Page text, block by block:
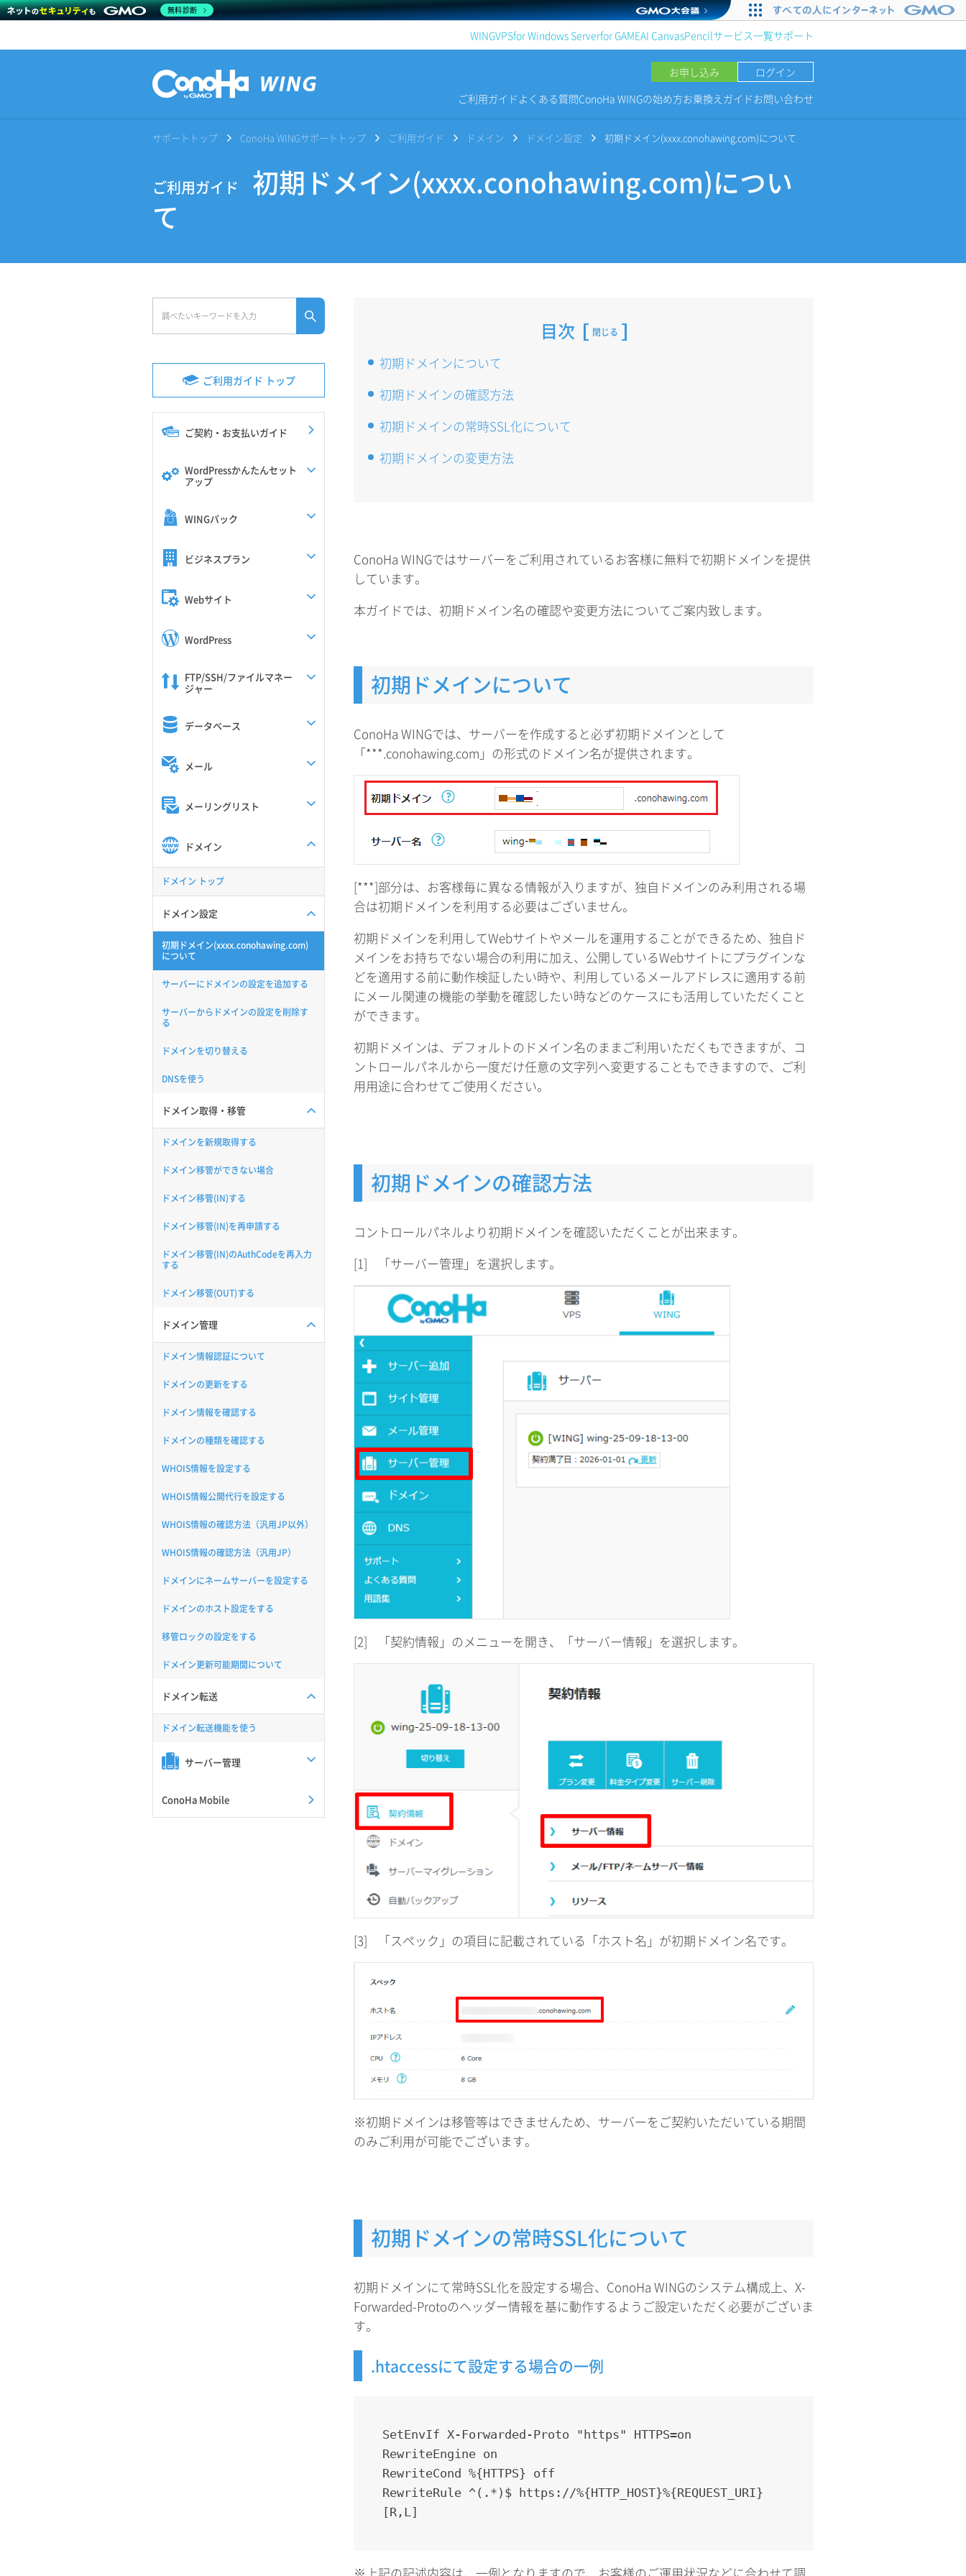
WINGVPSfor Windows Serverfor GAMEAI CanvasPencilサービス一覧サポート
お申し込み
ログイン
ご利用ガイド よくある質問ConoHa WINGの始め方お乗換えガイドお問い合わせ
サポートトップ ConoHa WINGサポートトップ ご利用ガイド ドメイン ドメイン設定 初期ドメイン(xxxx.conohawing.com)について
ご利用ガイド
初期ドメイン(xxxx.conohawing.com)につい
て
ご利用ガイド トップ
ご契約・お支払いガイド
WordPressかんたんセット
アップ
WINGパック
ビジネスプラン
Webサイト
WordPress
FTP/SSH/ファイルマネー
ジャー
データベース
メール
メーリングリスト
ドメイン
ドメイン トップ
ドメイン設定
初期ドメイン(xxxx.conohawing.com)
について
サーバーにドメインの設定を追加する
サーバーからドメインの設定を削除す
る
ドメインを切り替える
DNSを使う
ドメイン取得・移管
ドメインを新規取得する
ドメイン移管ができない場合
ドメイン移管(IN)する
ドメイン移管(IN)を再申請する
ドメイン移管(IN)のAuthCodeを再入力
する
ドメイン移管(OUT)する
ドメイン管理
ドメイン情報認証について
ドメインの更新をする
ドメイン情報を確認する
ドメインの種類を確認する
WHOIS情報を設定する
WHOIS情報公開代行を設定する
WHOIS情報の確認方法（汎用JP以外）
WHOIS情報の確認方法（汎用JP）
ドメインにネームサーバーを設定する
ドメインのホスト設定をする
移管ロックの設定をする
ドメイン更新可能期間について
ドメイン転送
ドメイン転送機能を使う
サーバー管理
ConoHa Mobile
目次 閉じる
初期ドメインについて
初期ドメインの確認方法
初期ドメインの常時SSL化について
初期ドメインの変更方法
ConoHa WINGではサーバーをご利用されているお客様に無料で初期ドメインを提供
しています。
本ガイドでは、初期ドメイン名の確認や変更方法についてご案内致します。
初期ドメインについて
ConoHa WINGでは、サーバーを作成すると必ず初期ドメインとして
「***.conohawing.com」の形式のドメイン名が提供されます。
[***]部分は、お客様毎に異なる情報が入りますが、独自ドメインのみ利用される場
合は初期ドメインを利用する必要はございません。
初期ドメインを利用してWebサイトやメールを運用することができるため、独自ド
メインをお持ちでない場合の利用に加え、公開しているWebサイトにプラグインな
どを適用する前に動作検証したい時や、利用しているメールアドレスに適用する前
にメール関連の機能の挙動を確認したい時などのケースにも活用していただくこと
ができます。
初期ドメインは、デフォルトのドメイン名のままご利用いただくもできますが、コ
ントロールパネルから一度だけ任意の文字列へ変更することもできますので、ご利
用用途に合わせてご使用ください。
初期ドメインの確認方法
コントロールパネルより初期ドメインを確認いただくことが出来ます。
[1]
「サーバー管理」を選択します。
[2] 「契約情報」のメニューを開き、「サーバー情報」を選択します。
[3] 「スペック」の項目に記載されている「ホスト名」が初期ドメイン名です。
※初期ドメインは移管等はできませんため、サーバーをご契約いただいている期間
のみご利用が可能でございます。
初期ドメインの常時SSL化について
初期ドメインにて常時SSL化を設定する場合、ConoHa WINGのシステム構成上、X-
Forwarded-Protoのヘッダー情報を基に動作するようご設定いただく必要がございま
す。
.htaccessにて設定する場合の一例
SetEnvIf X-Forwarded-Proto "https" HTTPS=on
RewriteEngine on
RewriteCond %{HTTPS} off
RewriteRule ^(.*)$ https://%{HTTP_HOST}%{REQUEST_URI}
[R,L]
無料診断